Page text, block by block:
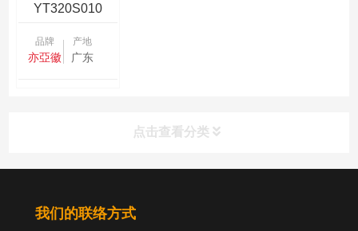
YT320S010
品牌
亦亞徽
产地
广东
点击查看分类
分类导航
我们的联络方式